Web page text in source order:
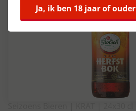
Ja, ik ben 18 jaar of ouder